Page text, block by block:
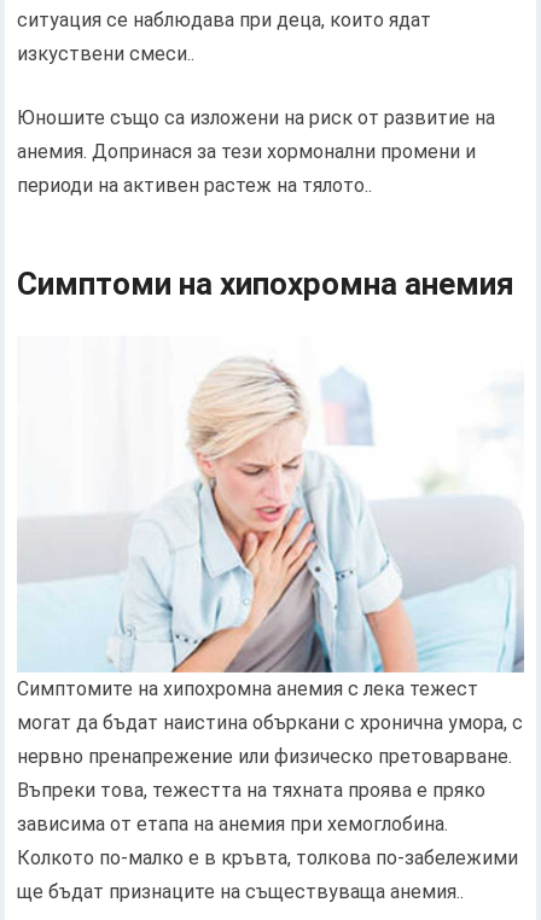
ситуация се наблюдава при деца, които ядат
изкуствени смеси..
Юношите също са изложени на риск от развитие на
анемия. Допринася за тези хормонални промени и
периоди на активен растеж на тялото..
Симптоми на хипохромна анемия
Симптомите на хипохромна анемия с лека тежест
могат да бъдат наистина объркани с хронична умора, с
нервно пренапрежение или физическо претоварване.
Въпреки това, тежестта на тяхната проява е пряко
зависима от етапа на анемия при хемоглобина.
Колкото по-малко е в кръвта, толкова по-забележими
ще бъдат признаците на съществуваща анемия..